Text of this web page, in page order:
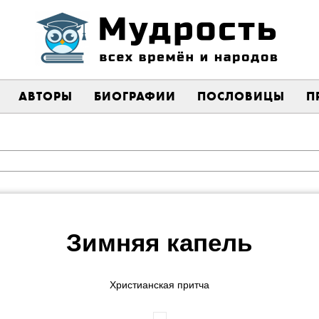
АВТОРЫ БИОГРАФИИ ПОСЛОВИЦЫ
Зимняя капель
Христианская притча